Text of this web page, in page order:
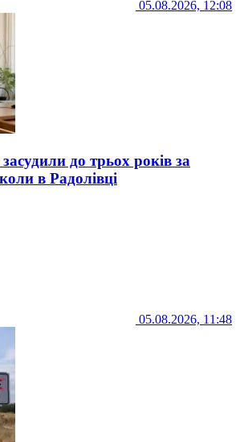
05.08.2026, 12:08
до трьох років за
в Радолівці
05.08.2026, 11:48